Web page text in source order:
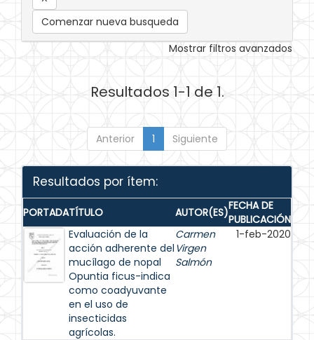
Comenzar nueva busqueda
Mostrar filtros avanzados
Resultados 1-1 de 1.
Anterior 1 Siguiente
Resultados por ítem:
PORTADATÍTULO AUTOR(ES)FECHA DE
PUBLICACIÓN
Evaluación de la
acción adherente del
mucílago de nopal
Opuntia ficus-indica
como coadyuvante
en el uso de
insecticidas
agrícolas.
Carmen
Virgen
Salmón
1-feb-2020